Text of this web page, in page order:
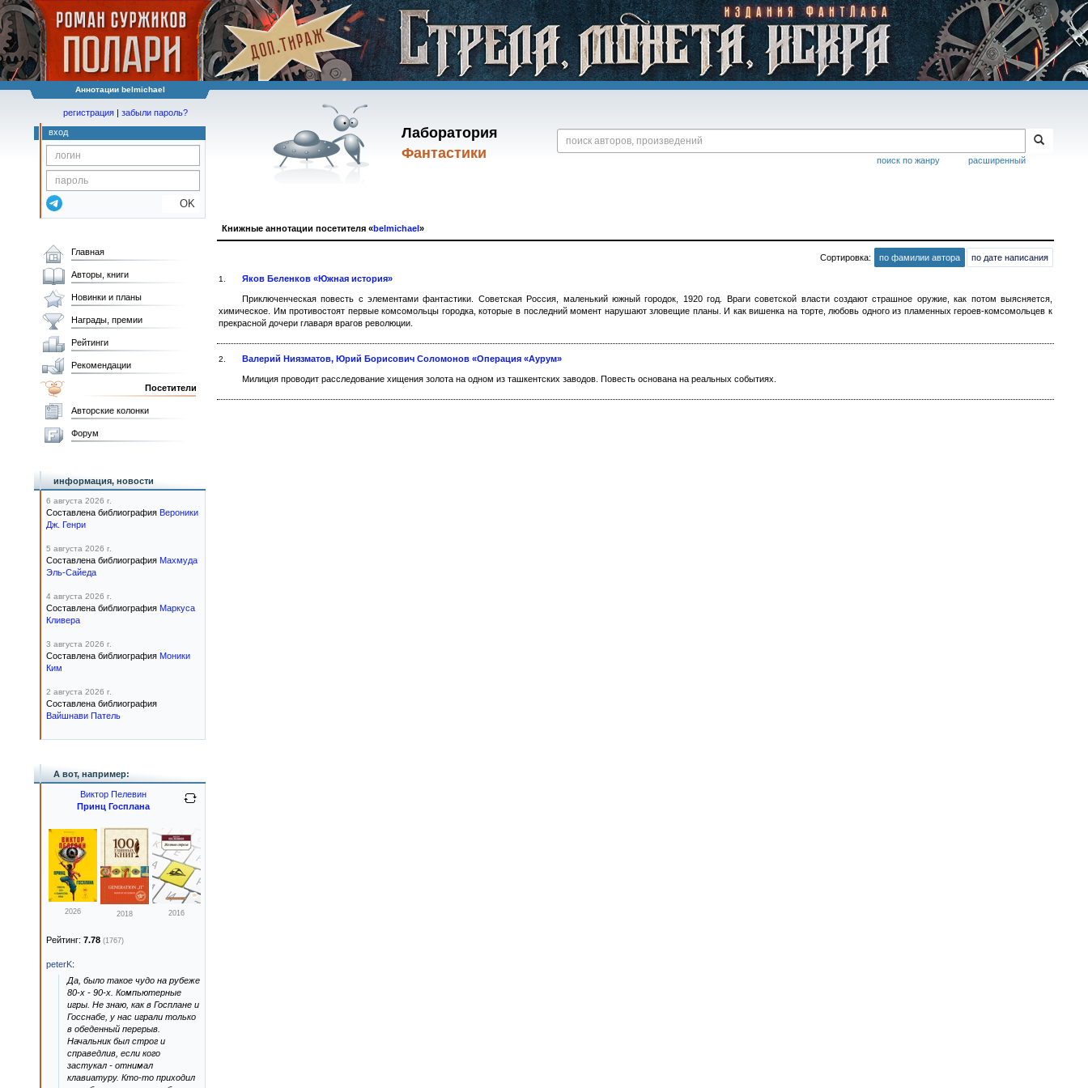
Аннотации belmichael
Лаборатория
Фантастики
расширенный
поиск по жанру
регистрация | забыли пароль?
вход
OK
Книжные аннотации посетителя «belmichael»
Сортировка: по фамилии автора по дате написания
1. Яков Беленков «Южная история»
Приключенческая повесть с элементами фантастики. Советская Россия, маленький южный городок, 1920 год. Враги советской власти создают страшное оружие, как потом выясняется,
химическое. Им противостоят первые комсомольцы городка, которые в последний момент нарушают зловещие планы. И как вишенка на торте, любовь одного из пламенных героев-комсомольцев к
прекрасной дочери главаря врагов революции.
2. Валерий Ниязматов, Юрий Борисович Соломонов «Операция «Аурум»
Милиция проводит расследование хищения золота на одном из ташкентских заводов. Повесть основана на реальных событиях.
Главная
Авторы, книги
Новинки и планы
Награды, премии
Рейтинги
Рекомендации
Посетители
Авторские колонки
Форум
информация, новости
6 августа 2026 г.
Составлена библиография Вероники
Дж. Генри
5 августа 2026 г.
Составлена библиография Махмуда
Эль-Сайеда
4 августа 2026 г.
Составлена библиография Маркуса
Кливера
3 августа 2026 г.
Составлена библиография Моники
Ким
2 августа 2026 г.
Составлена библиография
Вайшнави Патель
А вот, например:
Виктор Пелевин
Принц Госплана
2026 2018 2016
Рейтинг: 7.78 (1767)
peterK:
Да, было такое чудо на рубеже
80-х - 90-х. Компьютерные
игры. Не знаю, как в Госплане и
Госснабе, у нас играли только
в обеденный перерыв.
Начальник был строг и
справедлив, если кого
застукал - отнимал
клавиатуру. Кто-то приходил